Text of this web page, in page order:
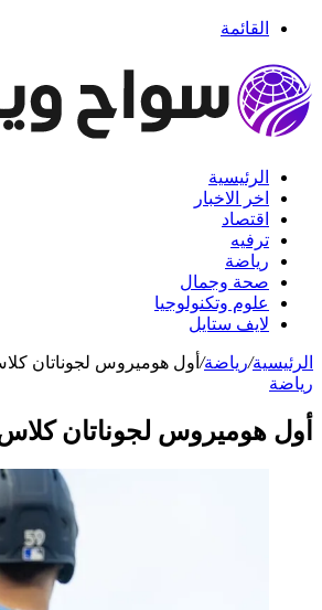
القائمة
الرئيسية
اخر الاخبار
اقتصاد
ترفيه
رياضة
صحة وجمال
علوم وتكنولوجيا
لايف ستايل
الرئيسية/رياضة/ أول هوميروس لجوناتان
رياضة
أول هوميروس لجوناتان كلاس